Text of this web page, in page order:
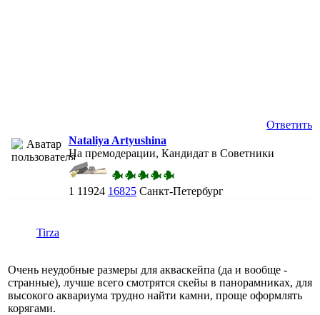
Ответить
Nataliya Artyushina
На премодерации, Кандидат в Советники
1 11924 16825 Санкт-Петербург
Tirza
Очень неудобные размеры для акваскейпа (да и вообще -
странные), лучше всего смотрятся скейы в панорамниках, для
высокого аквариума трудно найти камни, проще оформлять
корягами.